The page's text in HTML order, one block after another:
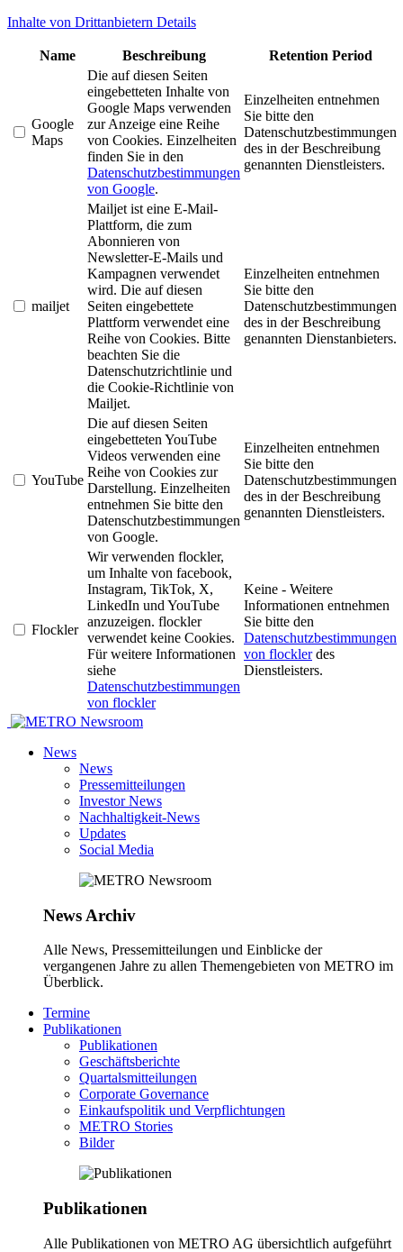
Inhalte von Drittanbietern Details
Name Beschreibung Retention Period
Google
Maps
Die auf diesen Seiten
eingebetteten Inhalte von
Google Maps verwenden
zur Anzeige eine Reihe
von Cookies. Einzelheiten
finden Sie in den
Datenschutzbestimmungen
von Google.
Einzelheiten entnehmen
Sie bitte den
Datenschutzbestimmungen
des in der Beschreibung
genannten Dienstleisters.
mailjet
Mailjet ist eine E-Mail-
Plattform, die zum
Abonnieren von
Newsletter-E-Mails und
Kampagnen verwendet
wird. Die auf diesen
Seiten eingebettete
Plattform verwendet eine
Reihe von Cookies. Bitte
beachten Sie die
Datenschutzrichtlinie und
die Cookie-Richtlinie von
Mailjet.
Einzelheiten entnehmen
Sie bitte den
Datenschutzbestimmungen
des in der Beschreibung
genannten Dienstanbieters.
YouTube
Die auf diesen Seiten
eingebetteten YouTube
Videos verwenden eine
Reihe von Cookies zur
Darstellung. Einzelheiten
entnehmen Sie bitte den
Datenschutzbestimmungen
von Google.
Einzelheiten entnehmen
Sie bitte den
Datenschutzbestimmungen
des in der Beschreibung
genannten Dienstleisters.
Flockler
Wir verwenden flockler,
um Inhalte von facebook,
Instagram, TikTok, X,
LinkedIn und YouTube
anzuzeigen. flockler
verwendet keine Cookies.
Für weitere Informationen
siehe
Datenschutzbestimmungen
von flockler
Keine - Weitere
Informationen entnehmen
Sie bitte den
Datenschutzbestimmungen
von flocklerdes
Dienstleisters.
Newsroom
News
News
Pressemitteilungen
Investor News
Nachhaltigkeit-News
Updates
Social Media
News Archiv
Alle News, Pressemitteilungen und Einblicke der
vergangenen Jahre zu allen Themengebieten von METRO im
Überblick.
Termine
Publikationen
Publikationen
Geschäftsberichte
Quartalsmitteilungen
Corporate Governance
Einkaufspolitik und Verpflichtungen
METRO Stories
Bilder
Publikationen
Alle Publikationen von METRO AG übersichtlich aufgeführt